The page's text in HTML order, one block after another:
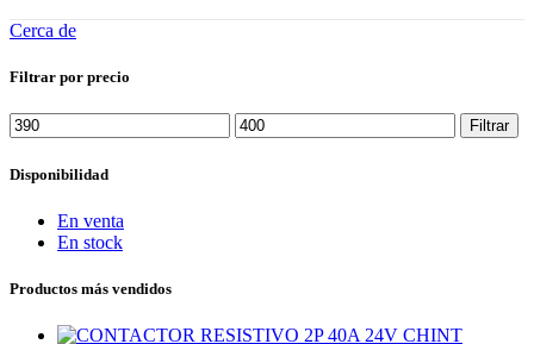
Cerca de
Filtrar por precio
Precio
mínimo
Precio
máximo
Filtrar
Disponibilidad
En venta
En stock
Productos más vendidos